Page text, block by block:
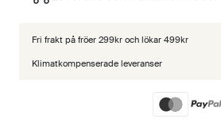
Fri frakt på fröer 299kr och lökar 499kr
Klimatkompenserade leveranser